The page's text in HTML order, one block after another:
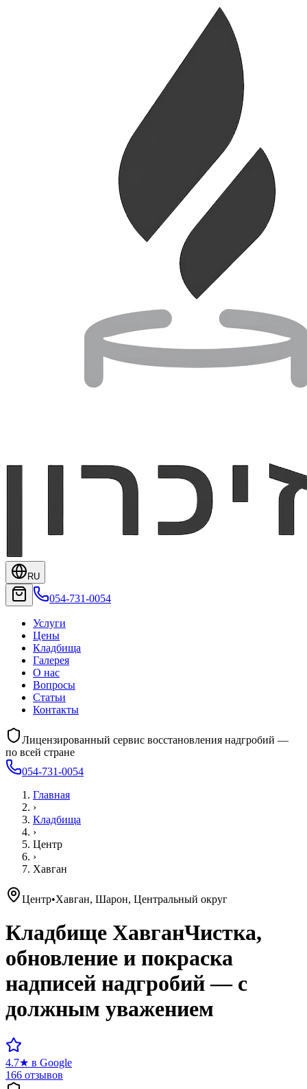
RU
054-731-0054
Услуги
Цены
Кладбища
Галерея
О нас
Вопросы
Статьи
Контакты
Лицензированный сервис восстановления надгробий —
по всей стране
054-731-0054
Главная
›
Кладбища
›
Центр
›
Хавган
Центр•Хавган, Шарон, Центральный округ
Кладбище ХавганЧистка,
обновление и покраска
надписей надгробий — с
должным уважением
4.7★ в Google
166 отзывов